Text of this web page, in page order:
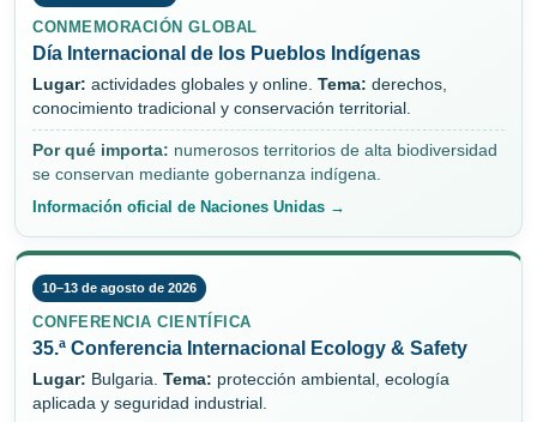
CONMEMORACIÓN GLOBAL
Día Internacional de los Pueblos Indígenas
Lugar: actividades globales y online. Tema: derechos,
conocimiento tradicional y conservación territorial.
Por qué importa: numerosos territorios de alta biodiversidad
se conservan mediante gobernanza indígena.
Información oficial de Naciones Unidas →
10–13 de agosto de 2026
CONFERENCIA CIENTÍFICA
35.ª Conferencia Internacional Ecology & Safety
Lugar: Bulgaria. Tema: protección ambiental, ecología
aplicada y seguridad industrial.